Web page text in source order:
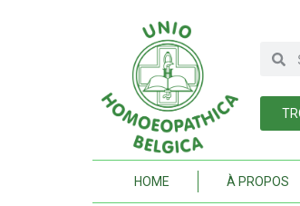
HOME À PROPOS